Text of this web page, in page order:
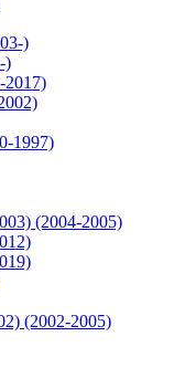
)
)
2017)
1997)
(2004-2005)
(2002-2005)